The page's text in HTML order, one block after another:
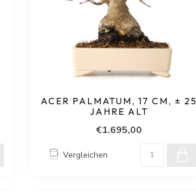
ACER PALMATUM, 17 CM, ± 25
JAHRE ALT
€1.695,00
Vergleichen